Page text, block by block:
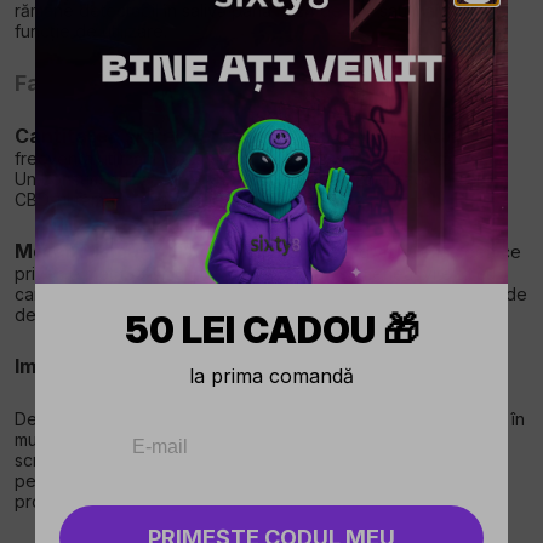
rămâne detectabil în salivă până la 24 de ore sau mai mult, în
funcție de utilizare.
Factori care influențează detectarea
Cantitatea și frecvența: Cantitatea de CBD consumată și
frecvența utilizării joacă un rol crucial în durata detectării sale.
Un consum ridicat și regulat poate prelungi perioada în care
CBD-ul rămâne detectabil.
Metabolismul individual : Diferențele individuale în ceea ce
privește metabolismul pot influența, de asemenea, viteza cu
care CBD-ul este eliminat din organism și, prin urmare, durata de
detectare a acestuia în salivă.
Implicații practice și legale
Deși CBD-ul este acceptat din punct de vedere legal și social în
multe regiuni, posibilitatea detectării sale în testele de
screening, în special în salivă, poate avea implicații pentru
persoanele supuse controalelor regulate, cum ar fi șoferii
profesioniști sau angajații din anumite industrii.
50 LEI CADOU 🎁
la prima comandă
PRIMEȘTE CODUL MEU